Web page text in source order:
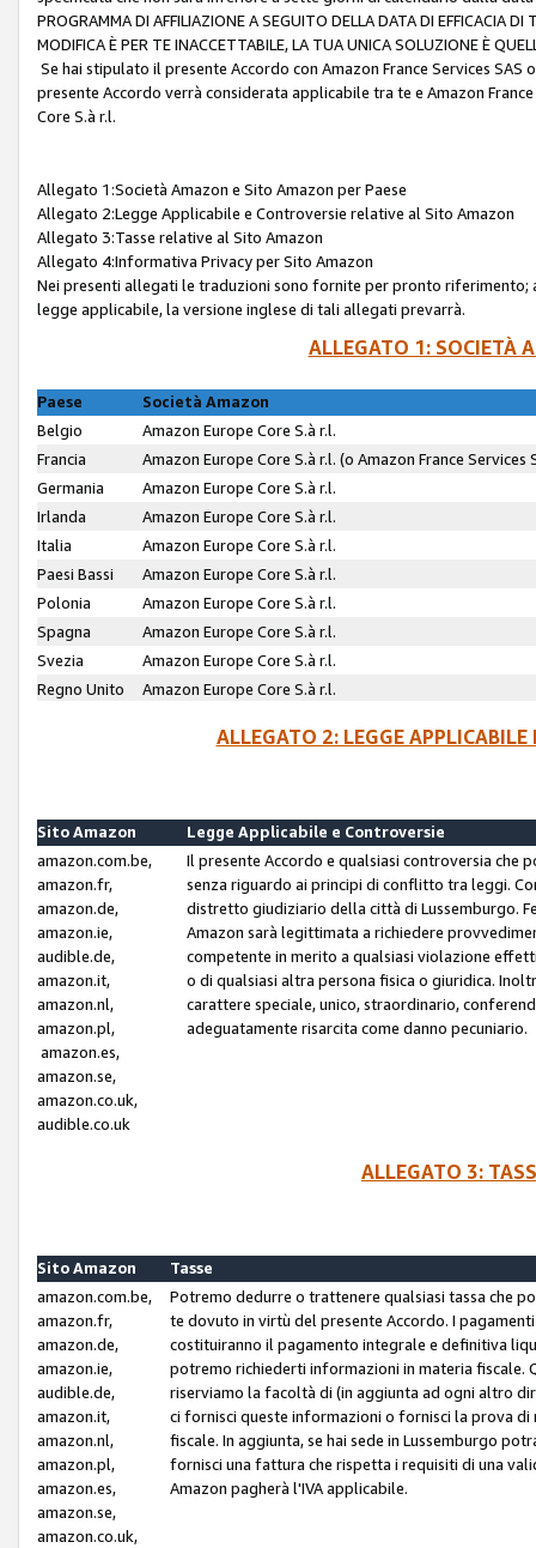
PROGRAMMA DI AFFILIAZIONE A SEGUITO DELLA DATA DI EFFICACIA
MODIFICA È PER TE INACCETTABILE, LA TUA UNICA SOLUZIONE È
Se hai stipulato il presente Accordo con Amazon France Services
presente Accordo verrà considerata applicabile tra te e Amazon
Core S.à r.l.
Allegato 1:Società Amazon e Sito Amazon per Paese
Allegato 2:Legge Applicabile e Controversie relative al Sito Amazon
Allegato 3:Tasse relative al Sito Amazon
Allegato 4:Informativa Privacy per Sito Amazon
Nei presenti allegati le traduzioni sono fornite per pronto riferimento;
legge applicabile, la versione inglese di tali allegati prevarrà.
ALLEGATO 1: SOCIETÀ
Paese
Società Amazon
Belgio
Amazon Europe Core S.à r.l.
Francia
Amazon Europe Core S.à r.l. (o Amazon France
Germania
Amazon Europe Core S.à r.l.
Irlanda
Amazon Europe Core S.à r.l.
Italia
Amazon Europe Core S.à r.l.
Paesi Bassi
Amazon Europe Core S.à r.l.
Polonia
Amazon Europe Core S.à r.l.
Spagna
Amazon Europe Core S.à r.l.
Svezia
Amazon Europe Core S.à r.l.
Regno Unito
Amazon Europe Core S.à r.l.
ALLEGATO 2: LEGGE
Sito Amazon
Legge Applicabile e Controversie
amazon.com.be,
amazon.fr,
amazon.de,
amazon.ie,
audible.de,
amazon.it,
amazon.nl,
amazon.pl,
amazon.es,
amazon.se,
amazon.co.uk,
audible.co.uk
Il presente Accordo e qualsiasi controversia che
senza riguardo ai principi di conflitto tra leggi.
distretto giudiziario della città di Lussemburgo.
Amazon sarà legittimata a richiedere
competente in merito a qualsiasi violazione
o di qualsiasi altra persona fisica o giuridica.
carattere speciale, unico, straordinario,
adeguatamente risarcita come danno pecuniario.
ALLEGATO 3:
Sito Amazon
Tasse
amazon.com.be,
amazon.fr,
amazon.de,
amazon.ie,
audible.de,
amazon.it,
amazon.nl,
amazon.pl,
amazon.es,
amazon.se,
amazon.co.uk,
Potremo dedurre o trattenere qualsiasi tassa che
te dovuto in virtù del presente Accordo. I
costituiranno il pagamento integrale e definitiva
potremo richiederti informazioni in materia fiscale.
riserviamo la facoltà di (in aggiunta ad ogni altro
ci fornisci queste informazioni o fornisci la prova
fiscale. In aggiunta, se hai sede in Lussemburgo
fornisci una fattura che rispetta i requisiti di una
Amazon pagherà l'IVA applicabile.